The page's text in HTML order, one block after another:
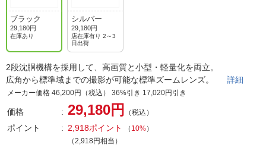
ブラック
29,180円
在庫あり
シルバー
29,180円
店在庫有り 2～3
日出荷
2段沈胴機構を採用して、高画質と小型・軽量化を両立。
広角から標準域までの撮影が可能な標準ズームレンズ。 詳細
メーカー価格 46,200円（税込） 36%引き 17,020円引き
価格 29,180円 （税込）
ポイント 2,918ポイント （ 10%）
（2,918円相当）